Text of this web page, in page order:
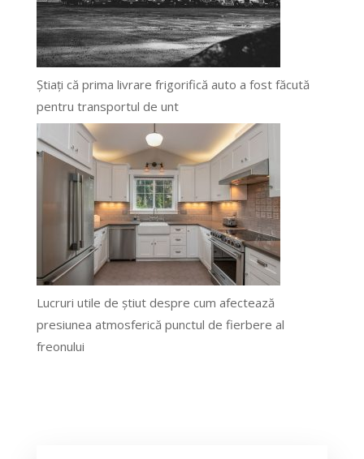
Știați că prima livrare frigorifică auto a fost făcută
pentru transportul de unt
Lucruri utile de știut despre cum afectează
presiunea atmosferică punctul de fierbere al
freonului